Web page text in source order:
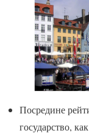
Посредине
государство,